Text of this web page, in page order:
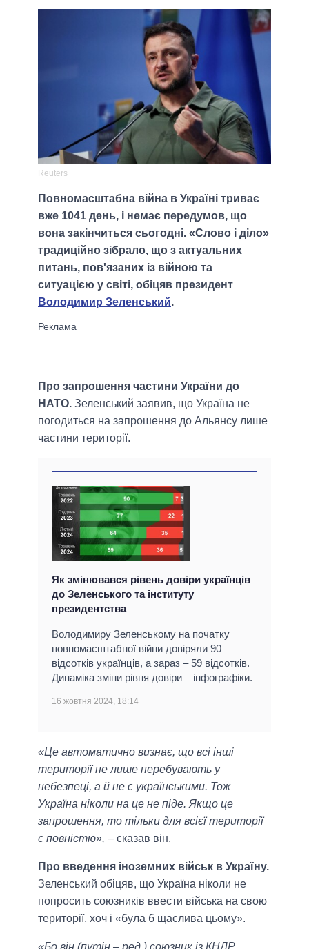
Reuters
Повномасштабна війна в Україні триває
вже 1041 день, і немає передумов, що
вона закінчиться сьогодні. «Слово і діло»
традиційно зібрало, що з актуальних
питань, пов'язаних із війною та
ситуацією у світі, обіцяв президент
Володимир Зеленський.
Про запрошення частини України до
НАТО. Зеленський заявив, що Україна не
погодиться на запрошення до Альянсу лише
частини території.
Як змінювався рівень довіри українців
до Зеленського та інституту
президентства
Володимиру Зеленському на початку
повномасштабної війни довіряли 90
відсотків українців, а зараз – 59 відсотків.
Динаміка зміни рівня довіри – інфографіки.
16 жовтня 2024, 18:14
«Це автоматично визнає, що всі інші
території не лише перебувають у
небезпеці, а й не є українськими. Тож
Україна ніколи на це не піде. Якщо це
запрошення, то тільки для всієї території
є повністю», – сказав він.
Про введення іноземних військ в Україну.
Зеленський обіцяв, що Україна ніколи не
попросить союзників ввести війська на свою
території, хоч і «була б щаслива цьому».
«Бо він (путін – ред.) союзник із КНДР,